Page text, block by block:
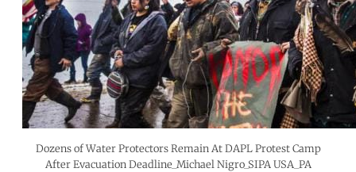
Dozens of Water Protectors Remain At DAPL Protest Camp
After Evacuation Deadline_Michael Nigro_SIPA USA_PA